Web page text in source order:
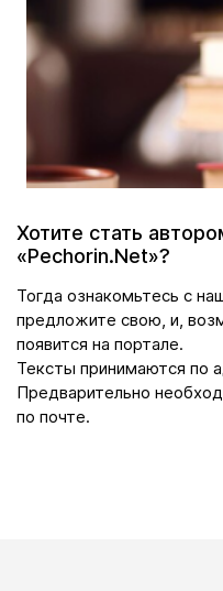
Хотите стать
«Pechorin.Net»?
Тогда ознакомьтесь с
предложите свою, и,
появится на портале.
Тексты принимаются по
Предварительно
по почте.